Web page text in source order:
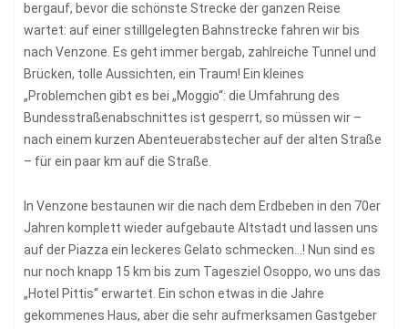
bergauf, bevor die schönste Strecke der ganzen Reise
wartet: auf einer stilllgelegten Bahnstrecke fahren wir bis
nach Venzone. Es geht immer bergab, zahlreiche Tunnel und
Brücken, tolle Aussichten, ein Traum! Ein kleines
„Problemchen gibt es bei „Moggio“: die Umfahrung des
Bundesstraßenabschnittes ist gesperrt, so müssen wir –
nach einem kurzen Abenteuerabstecher auf der alten Straße
– für ein paar km auf die Straße.
In Venzone bestaunen wir die nach dem Erdbeben in den 70er
Jahren komplett wieder aufgebaute Altstadt und lassen uns
auf der Piazza ein leckeres Gelato schmecken…! Nun sind es
nur noch knapp 15 km bis zum Tagesziel Osoppo, wo uns das
„Hotel Pittis“ erwartet. Ein schon etwas in die Jahre
gekommenes Haus, aber die sehr aufmerksamen Gastgeber